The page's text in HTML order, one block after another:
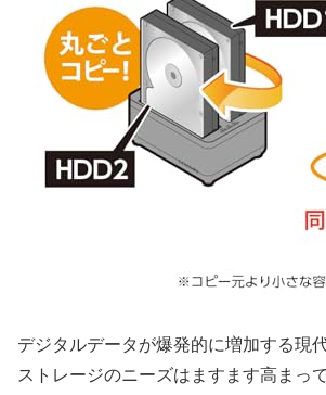
デジタルデータが爆発的に増加する現
ストレージのニーズはますます高まっ